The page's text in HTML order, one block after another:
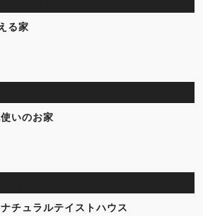
る家
いのお家
チュラルテイストハウス